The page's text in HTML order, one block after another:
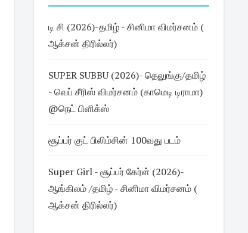
டி சி (2026)-தமிழ் - சினிமா விமர்சனம் (
ஆக்சன் திரில்லர்)
SUPER SUBBU (2026)- தெலுங்கு/தமிழ்
- வெப் சீரிஸ் விமர்சனம் (காமெடி டிராமா)
@நெட் பிளிக்ஸ்
சூப்பர் குட் பிலிம்சின் 100வது படம்
Super Girl - சூப்பர் கேர்ள் (2026)-
ஆங்கிலம் /தமிழ் - சினிமா விமர்சனம் (
ஆக்சன் திரில்லர்)